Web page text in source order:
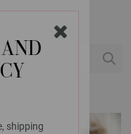
shipping